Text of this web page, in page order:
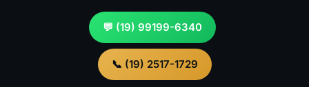
💬 (19) 99199-6340
📞 (19) 2517-1729